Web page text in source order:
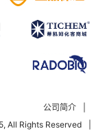
公司简介
All Rights Reserved